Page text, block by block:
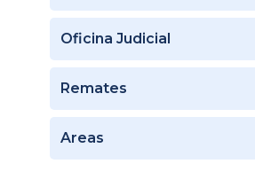
Oficina Judicial
Remates
Areas